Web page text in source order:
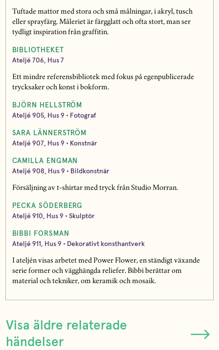
Tuftade mattor med stora och små målningar, i akryl, tusch
eller sprayfärg. Måleriet är färgglatt och ofta stort, man ser
tydligt inspiration från graffitin.
BIBLIOTHEKET
Ateljé 706, Hus 7
Ett mindre referensbibliotek med fokus på egenpublicerade
trycksaker och konst i bokform.
BJÖRN HELLSTRÖM
Ateljé 905, Hus 9 • Fotograf
SARA LÄNNERSTRÖM
Ateljé 907, Hus 9 • Konstnär
CAMILLA ENGMAN
Ateljé 908, Hus 9 • Bildkonstnär
Försäljning av t-shirtar med tryck från Studio Morran.
PECKA SÖDERBERG
Ateljé 910, Hus 9 • Skulptör
BIBBI FORSMAN
Ateljé 911, Hus 9 • Dekorativt konsthantverk
I ateljén visas arbetet med Power Flower, en ständigt växande
serie former och vägghängda reliefer. Bibbi berättar om
material och tekniker, om keramik och mosaik.
Visa äldre relaterade
händelser